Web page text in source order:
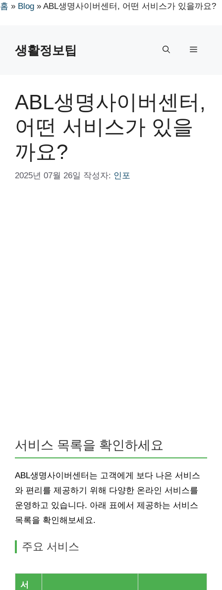
홈 » Blog » ABL생명사이버센터, 어떤 서비스가 있을까요?
생활정보팁 메
ABL생명사이버센터,
어떤 서비스가 있을
까요?
2025년 07월 26일 작성자: 인포
서비스 목록을 확인하세요
ABL생명사이버센터는 고객에게 보다 나은 서비스
와 편리를 제공하기 위해 다양한 온라인 서비스를
운영하고 있습니다. 아래 표에서 제공하는 서비스
목록을 확인해보세요.
주요 서비스
서